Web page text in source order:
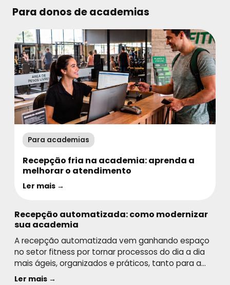
Para donos de academias
Para academias
Recepção fria na academia: aprenda a
melhorar o atendimento
Ler mais →
Recepção automatizada: como modernizar
sua academia
A recepção automatizada vem ganhando espaço
no setor fitness por tornar processos do dia a dia
mais ágeis, organizados e práticos, tanto para a
equipe quanto para quem frequenta o espaço.
Ler mais →